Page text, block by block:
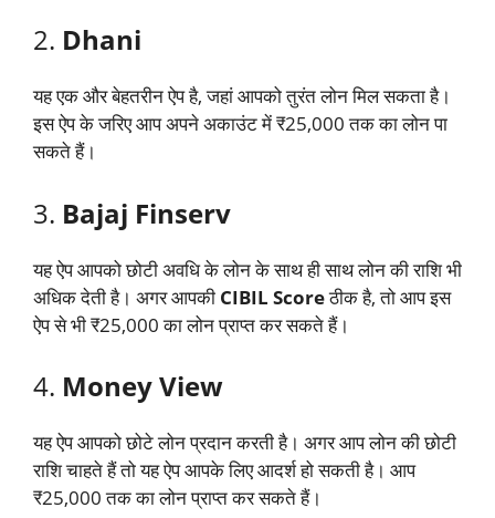
2. Dhani
यह एक और बेहतरीन ऐप है, जहां आपको तुरंत लोन मिल सकता है।
इस ऐप के जरिए आप अपने अकाउंट में ₹25,000 तक का लोन पा
सकते हैं।
3. Bajaj Finserv
यह ऐप आपको छोटी अवधि के लोन के साथ ही साथ लोन की राशि भी
अधिक देती है। अगर आपकी CIBIL Scoreठीक है, तो आप इस
ऐप से भी ₹25,000 का लोन प्राप्त कर सकते हैं।
4. Money View
यह ऐप आपको छोटे लोन प्रदान करती है। अगर आप लोन की छोटी
राशि चाहते हैं तो यह ऐप आपके लिए आदर्श हो सकती है। आप
₹25,000 तक का लोन प्राप्त कर सकते हैं।